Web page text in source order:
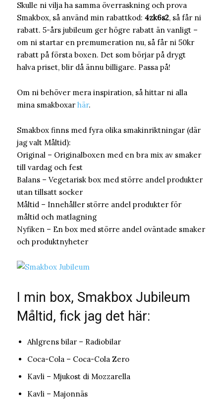
Skulle ni vilja ha samma överraskning och prova
Smakbox, så använd min rabattkod: 4zk6s2, så får ni
rabatt. 5-års jubileum ger högre rabatt än vanligt –
om ni startar en premumeration nu, så får ni 50kr
rabatt på första boxen. Det som börjar på drygt
halva priset, blir då ännu billigare. Passa på!
Om ni behöver mera inspiration, så hittar ni alla
mina smakboxar här.
Smakbox finns med fyra olika smakinriktningar (där
jag valt Måltid):
Original – Originalboxen med en bra mix av smaker
till vardag och fest
Balans – Vegetarisk box med större andel produkter
utan tillsatt socker
Måltid – Innehåller större andel produkter för
måltid och matlagning
Nyfiken – En box med större andel oväntade smaker
och produktnyheter
I min box, Smakbox Jubileum
Måltid, fick jag det här:
Ahlgrens bilar – Radiobilar
Coca-Cola – Coca-Cola Zero
Kavli – Mjukost di Mozzarella
Kavli – Majonnäs